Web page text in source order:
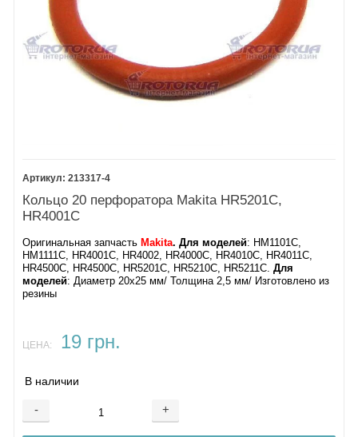
213317-4
Кольцо 20 перфоратора Makita HR5201C,
HR4001C
Оригинальная запчасть Makita. Для моделей: HM1101C,
HM1111C, HR4001C, HR4002, HR4000C, HR4010C, HR4011C,
HR4500C, HR4500C, HR5201C, HR5210C, HR5211C​.Для
моделей: Диаметр 20х25 мм/ Толщина 2,5 мм/ Изготовлено из
резины
ЦЕНА: 19 грн.
В наличии
- +